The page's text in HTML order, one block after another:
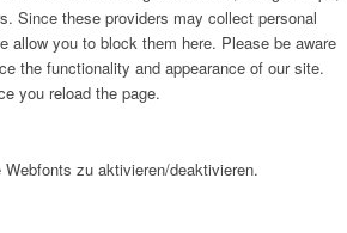
Since these providers may collect personal
allow you to block them here. Please be aware
the functionality and appearance of our site.
you reload the page.
zu aktivieren/deaktivieren.